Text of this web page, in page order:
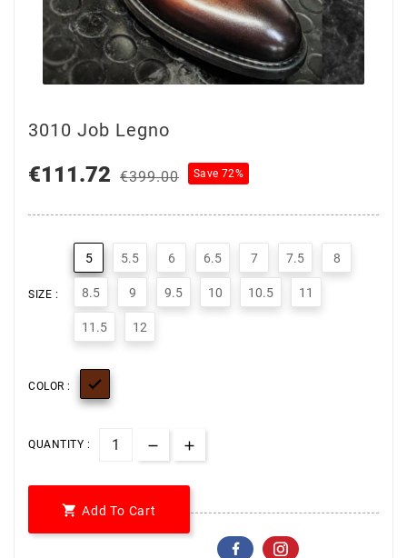
3010 Job Legno
€111.72 €399.00 Save 72%
SIZE :
5 5.5 6 6.5 7 7.5 8
8.5 9 9.5 10 10.5 11
11.5 12
COLOR : 
QUANTITY :
 Add To Cart